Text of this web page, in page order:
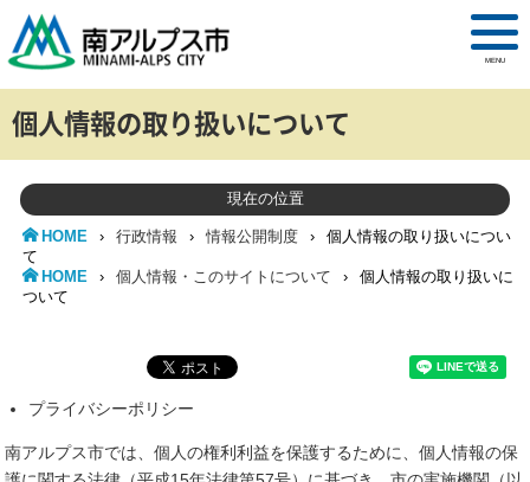
MENU
個人情報の取り扱いについて
現在の位置
HOME › 行政情報 › 情報公開制度 ›
個人情報の取り扱いについ
て
HOME
› 個人情報・このサイトについて ›
個人情報の取り扱いに
ついて
プライバシーポリシー
南アルプス市では、個人の権利利益を保護するために、個人情報の保